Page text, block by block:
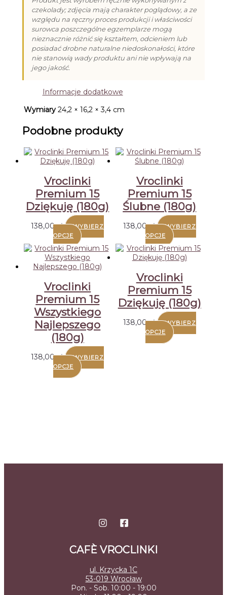
czekolady; zdjęcia mają charakter poglądowy, a ze
względu na ręczny proces produkcji i właściwości
surowca poszczególne egzemplarze mogą
nieznacznie różnić się kształtem, odcieniem lub
posiadać drobne naturalne niedoskonałości, które
nie stanowią wady produktu ani nie wpływają na
jego jakość.
Informacje dodatkowe
Wymiary 24,2 × 16,2 × 3,4 cm
Podobne produkty
Vroclinki
Premium 15
Dziękuję (180g)
138,00zł
WYBIERZ
OPCJE
Vroclinki
Premium 15
Ślubne (180g)
138,00zł
WYBIERZ
OPCJE
Vroclinki
Premium 15
Wszystkiego
Najlepszego
(180g)
138,00zł
WYBIERZ
OPCJE
Vroclinki
Premium 15
Dziękuję (180g)
138,00zł
WYBIERZ
OPCJE
CAFÈ VROCLINKI
ul. Krzycka 1C
53-019 Wrocław
Pon. - Sob. 10:00 - 19:00